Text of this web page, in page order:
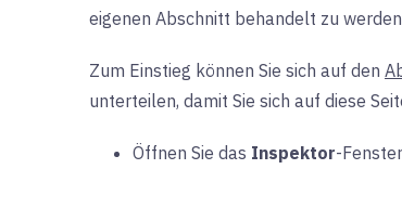
eigenen Abschnitt behandelt zu
Zum Einstieg können Sie sich auf den
unterteilen, damit Sie sich auf diese
Öffnen Sie das Inspektor-